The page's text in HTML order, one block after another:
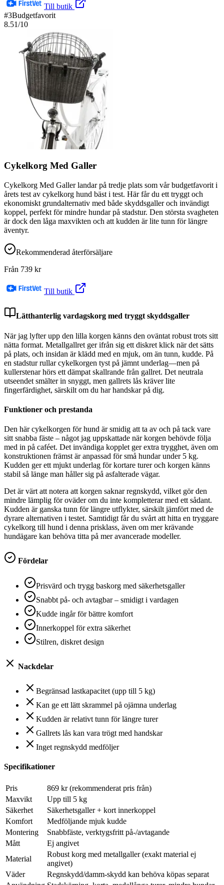
Till butik
#3Budgetfavorit
8.51/10
Cykelkorg Med Galler
Cykelkorg Med Galler landar på tredje plats som vår budgetfavorit i
årets test av cykelkorg hund bäst i test. Här får du ett tryggt och
ekonomiskt grundalternativ med både skyddsgaller och invändigt
koppel, perfekt för mindre hundar på stadstur. Den största svagheten
är dock den låga maxvikten och att kudden är lite tunn för längre
äventyr.
Rekommenderad återförsäljare
Från 739 kr
Till butik
Lätthanterlig vardagskorg med tryggt skyddsgaller
När jag lyfter upp den lilla korgen känns den oväntat robust trots sitt
nätta format. Metallgallret ger ifrån sig ett diskret klick när det sätts
på plats, och insidan är klädd med en mjuk, om än tunn, kudde. På
en stadstur rullar cykelkorgen tyst på jämnt underlag—men på
kullerstenar hörs ett dämpat skallrande från gallret. Det neutrala
utseendet smälter in snyggt, men gallrets lås kräver lite
fingerfärdighet, särskilt om du har handskar på dig.
Funktioner och prestanda
Den här cykelkorgen för hund är smidig att ta av och på tack vare
sitt snabba fäste – något jag uppskattade när korgen behövde följa
med in på caféet. Det invändiga kopplet ger extra trygghet, även om
konstruktionen främst är anpassad för små hundar under 5 kg.
Kudden ger ett mjukt underlag för kortare turer och korgen känns
stabil så länge man håller sig på asfalterade vägar.
Det är värt att notera att korgen saknar regnskydd, vilket gör den
mindre lämplig för oväder om du inte kompletterar med ett sådant.
Kudden är ganska tunn för längre utflykter, särskilt jämfört med de
dyrare alternativen i testet. Samtidigt får du svårt att hitta en tryggare
cykelkorg till hund i denna prisklass, även om mer krävande
hundägare kan behöva titta på mer avancerade modeller.
Fördelar
Prisvärd och trygg baskorg med säkerhetsgaller
Snabbt på- och avtagbar – smidigt i vardagen
Kudde ingår för bättre komfort
Innerkoppel för extra säkerhet
Stilren, diskret design
Nackdelar
Begränsad lastkapacitet (upp till 5 kg)
Kan ge ett lätt skrammel på ojämna underlag
Kudden är relativt tunn för längre turer
Gallrets lås kan vara trögt med handskar
Inget regnskydd medföljer
Specifikationer
Pris
869 kr (rekommenderat pris från)
Maxvikt
Upp till 5 kg
Säkerhet
Säkerhetsgaller + kort innerkoppel
Komfort
Medföljande mjuk kudde
Montering
Snabbfäste, verktygsfritt på-/avtagande
Mått
Ej angivet
Material
Robust korg med metallgaller (exakt material ej
angivet)
Väder
Regnskydd/damm-skydd kan behöva köpas separat